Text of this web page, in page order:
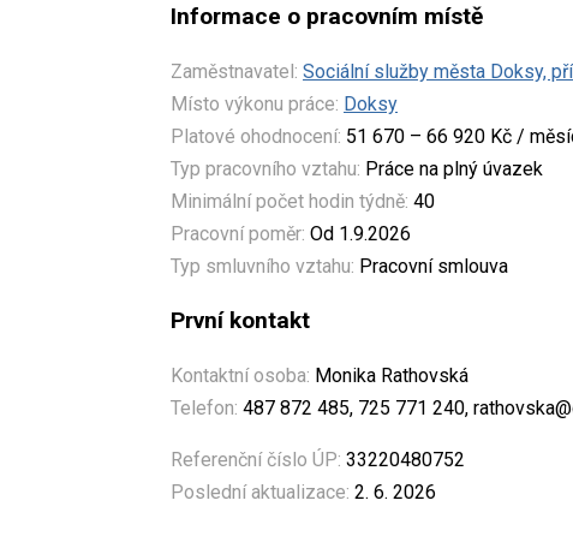
Informace o pracovním místě
Zaměstnavatel: Sociální služby města Doksy,
Místo výkonu práce: Doksy
Platové ohodnocení: 51 670 – 66 920 Kč /
Typ pracovního vztahu: Práce na plný úvazek
Minimální počet hodin týdně: 40
Pracovní poměr: Od 1.9.2026
Typ smluvního vztahu: Pracovní smlouva
První kontakt
Kontaktní osoba: Monika Rathovská
Telefon: 487 872 485, 725 771 240,
Referenční číslo ÚP: 33220480752
Poslední aktualizace: 2. 6. 2026